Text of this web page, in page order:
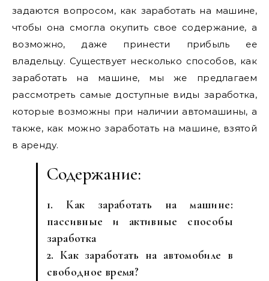
задаются вопросом, как заработать на машине,
чтобы она смогла окупить свое содержание, а
возможно, даже принести прибыль ее
владельцу. Существует несколько способов, как
заработать на машине, мы же предлагаем
рассмотреть самые доступные виды заработка,
которые возможны при наличии автомашины, а
также, как можно заработать на машине, взятой
в аренду.
Содержание:
1. Как заработать на машине:
пассивные и активные способы
заработка
2. Как заработать на автомобиле в
свободное время?